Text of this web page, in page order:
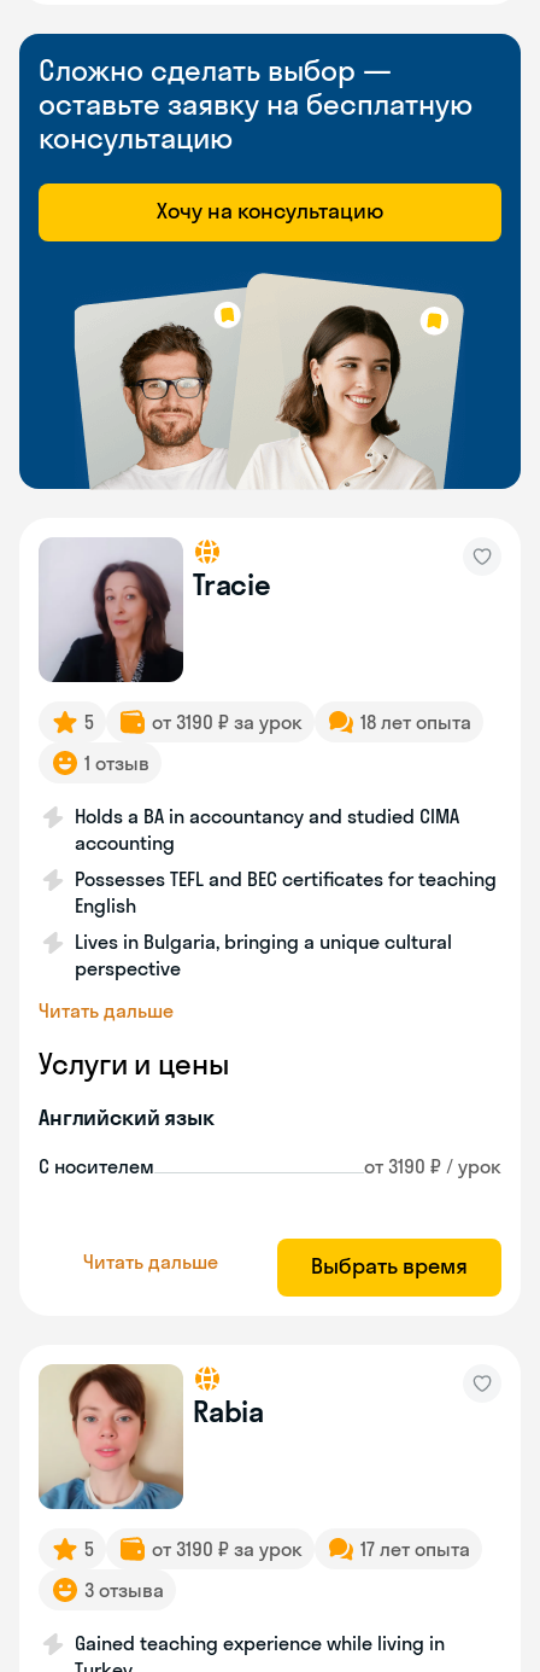
Сложно сделать выбор —
оставьте заявку на бесплатную
консультацию
Хочу на консультацию
Tracie
5 от 3190 ₽ за урок
18 лет опыта
1 отзыв
Holds a BA in accountancy and studied CIMA
accounting
Possesses TEFL and BEC certificates for teaching
English
Lives in Bulgaria, bringing a unique cultural
perspective
Читать дальше
Услуги и цены
Английский язык
С носителем от 3190 ₽ / урок
Читать дальше Выбрать время
Rabia
5 от 3190 ₽ за урок
17 лет опыта
3 отзыва
Gained teaching experience while living in